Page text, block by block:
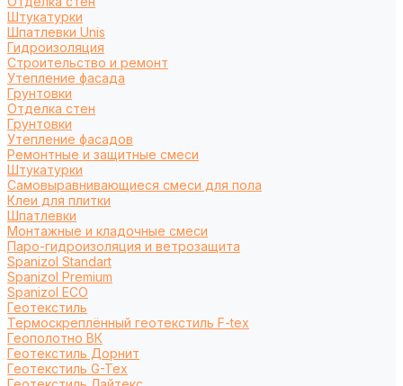
Штукатурки
Шпатлевки Unis
Гидроизоляция
Строительство и ремонт
Утепление фасада
Грунтовки
Отделка стен
Грунтовки
Утепление фасадов
Ремонтные и защитные смеси
Штукатурки
Самовыравнивающиеся смеси для пола
Клеи для плитки
Шпатлевки
Монтажные и кладочные смеси
Паро-гидроизоляция и ветрозащита
Spanizol Standart
Spanizol Premium
Spanizol ECO
Геотекстиль
Термоскреплённый геотекстиль F-tex
Геополотно ВК
Геотекстиль Дорнит
Геотекстиль G-Tex